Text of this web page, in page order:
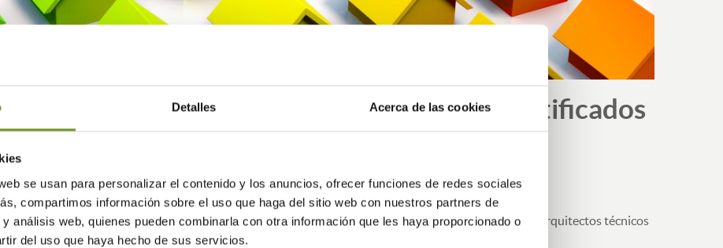
Detalles Acerca de las cookies
se usan para personalizar el contenido y los anuncios, ofrecer funciones de redes sociales
compartimos información sobre el uso que haga del sitio web con nuestros partners de
análisis web, quienes pueden combinarla con otra información que les haya proporcionado o
del uso que haya hecho de sus servicios.
Centro de Apoyo para la Gestión de los Certificados
Iberdrola que posiciona a nuestra institución como un centro de referencia y apoyo para que los arquitectos técnicos
de Ahorro Energético (CAE) derivados de actuaciones de rehabilitación energética.